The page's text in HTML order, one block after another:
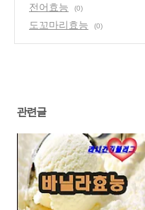
전어효능 (0)
도꼬마리효능 (0)
관련글